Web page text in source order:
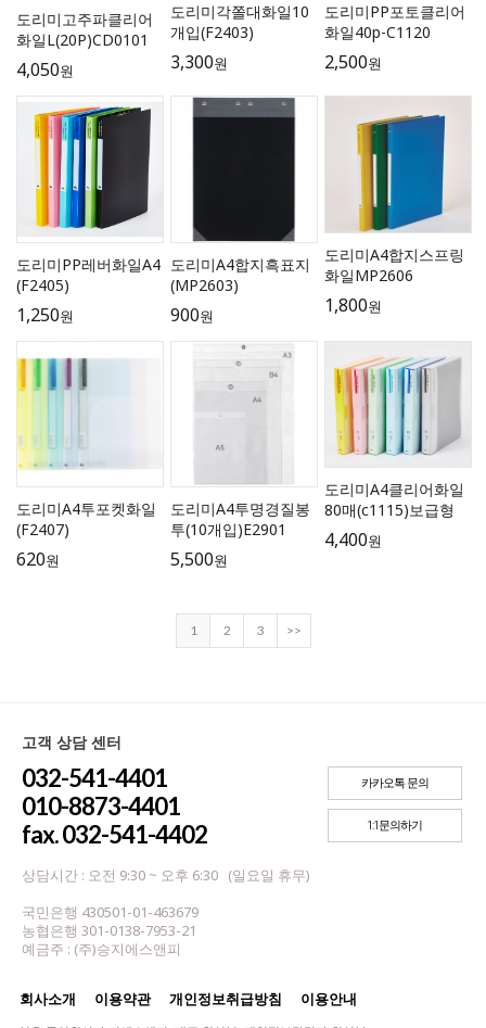
도리미고주파클리어
화일L(20P)CD0101
4,050원
도리미각쫄대화일10
개입(F2403)
3,300원
도리미PP포토클리어
화일40p-C1120
2,500원
도리미PP레버화일A4
(F2405)
1,250원
도리미A4합지흑표지
(MP2603)
900원
도리미A4합지스프링
화일MP2606
1,800원
도리미A4투포켓화일
(F2407)
620원
도리미A4투명경질봉
투(10개입)E2901
5,500원
도리미A4클리어화일
80매(c1115)보급형
4,400원
1 2 3 >>
고객 상담 센터
032-541-4401
010-8873-4401
fax. 032-541-4402
상담시간 : 오전 9:30 ~ 오후 6:30 (일요일 휴무)
국민은행 430501-01-463679
농협은행 301-0138-7953-21
예금주 : (주)승지에스앤피
카카오톡 문의
1:1문의하기
회사소개 이용약관 개인정보취급방침 이용안내